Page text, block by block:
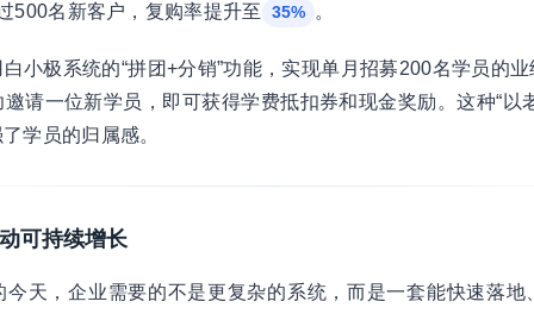
500名新客户，复购率提升至
35% 。
小极系统的“拼团+分销”功能，实现单月招募200名学员的
请一位新学员，即可获得学费抵扣券和现金奖励。这种“以
学员的归属感。
可持续增长
今天，企业需要的不是更复杂的系统，而是一套能快速落地